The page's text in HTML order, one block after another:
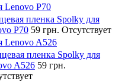
Lenovo P70
пленка Spolky для
P70 59 грн. Отсутствует
Lenovo A526
пленка Spolky для
A526 59 грн.